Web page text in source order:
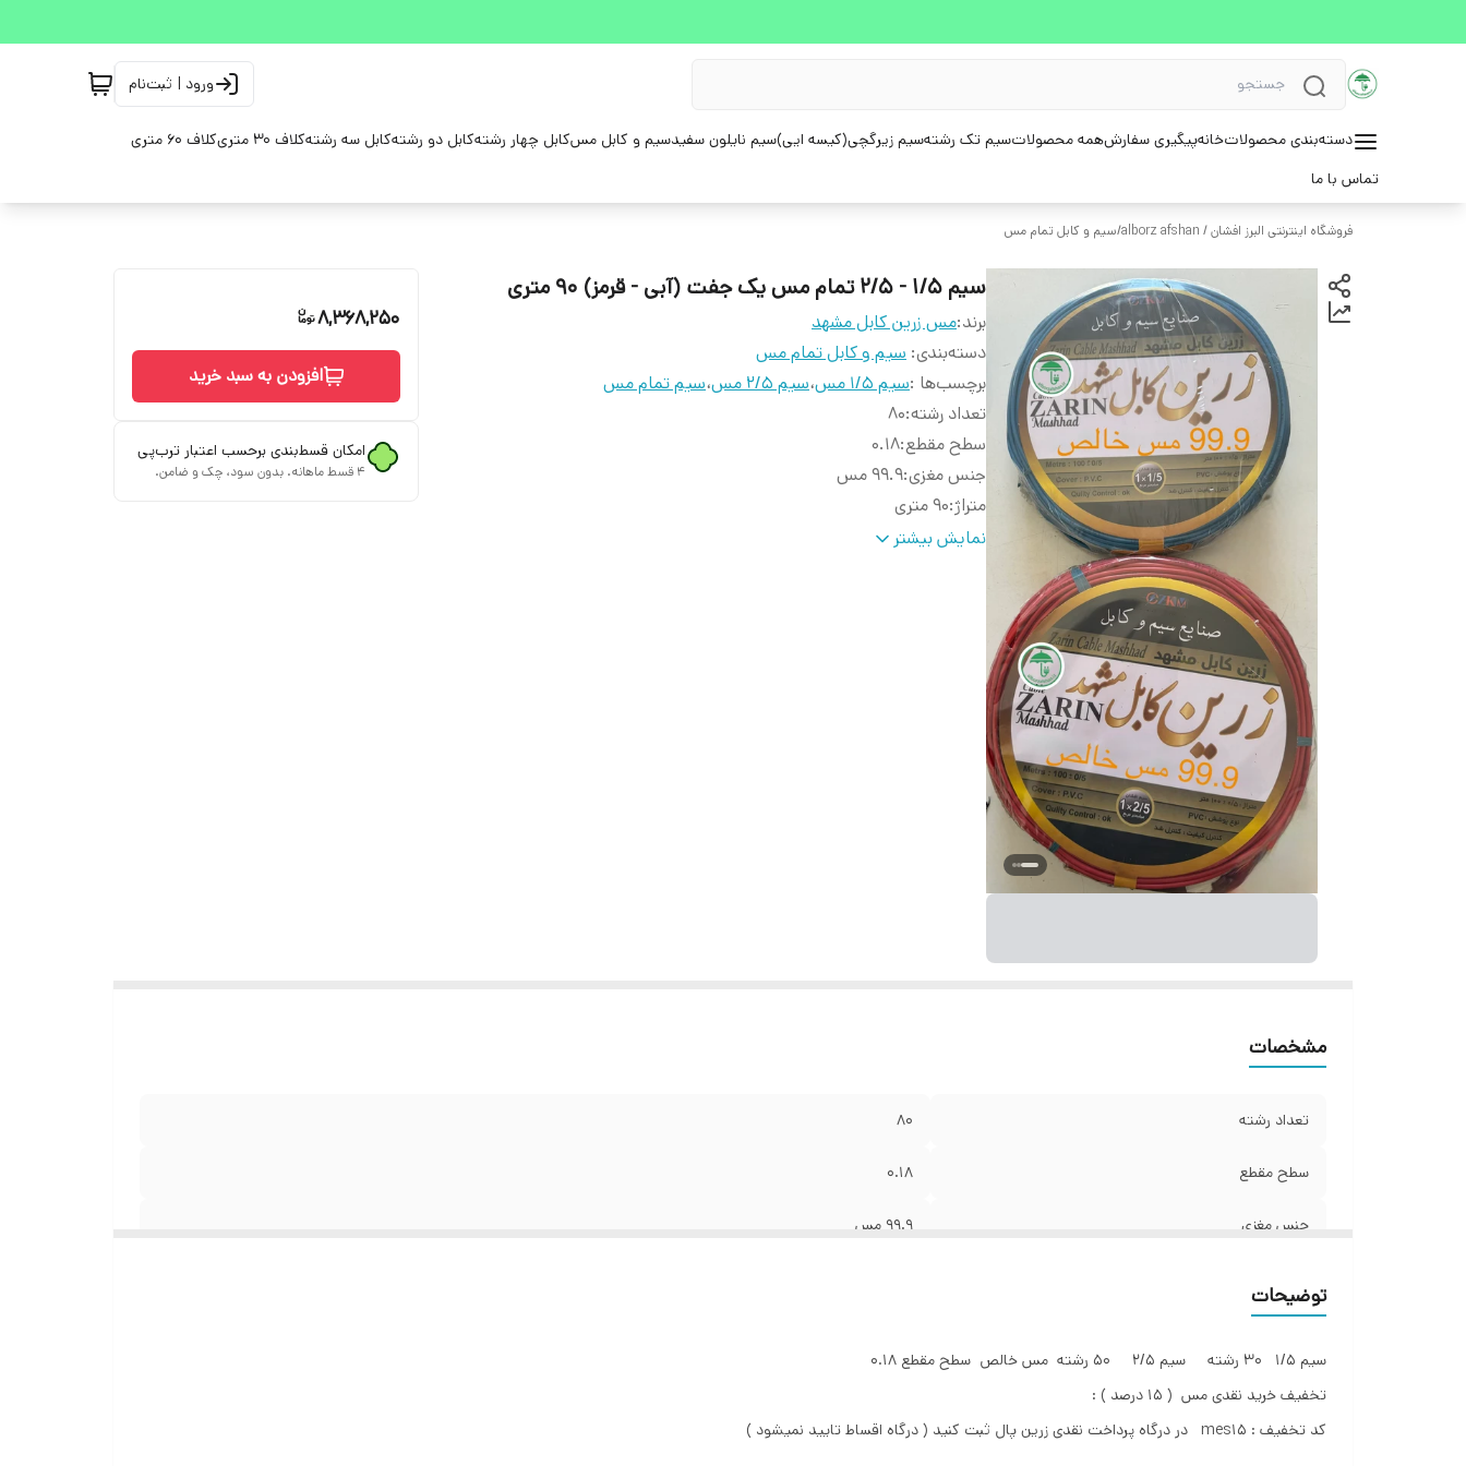
ورود | ثبت‌نام
دسته‌بندی محصولاتخانهپیگیری سفارشهمه محصولاتسیم تک رشتهسیم زیرگچی(کیسه ایی)سیم نایلون سفیدسیم و کابل مسکابل چهار رشتهکابل دو رشتهکابل سه رشتهکلاف 30 متری
کلاف 60 متری
تماس با ما
فروشگاه اینترنتی البرز افشان / alborz afshan /سیم و کابل تمام مس
سیم ۱/۵ - ۲/۵ تمام مس یک جفت (آبی - قرمز) ۹۰ متری
برند:مس زرین کابل مشهد
دسته‌بندی: سیم و کابل تمام مس
برچسب‌ها :سیم ۱/۵ مس ،سیم ۲/۵ مس ،سیم تمام مس
تعداد رشته:
80
سطح مقطع:۰.۱۸
جنس مغزی:۹۹.۹ مس
متراژ:۹۰ متری
وزن:یک جفت حدود ۴/۳۰۰ کیلوگرم
نمایش بیشتر
8,368,250
افزودن به سبد خرید
امکان قسط‌بندی برحسب اعتبار ترب‌پی
۴ قسط ماهانه. بدون سود، چک و ضامن.
مشخصات
تعداد رشته 80
سطح مقطع ۰.۱۸
جنس مغزی ۹۹.۹ مس
سایر مشخصات سیم ۱/۵ ۳۰ رشته سیم ۲/۵ ۵۰ رشته مس خالص سطح مقطع ۰.۱۸
توضیحات
سیم ۱/۵ ۳۰ رشته سیم ۲/۵ ۵۰ رشته مس خالص سطح مقطع ۰.۱۸
تخفیف خرید نقدی مس ( ۱۵ درصد ) :
کد تخفیف : mes15 در درگاه پرداخت نقدی زرین پال ثبت کنید ( درگاه اقساط تایید نمیشود )